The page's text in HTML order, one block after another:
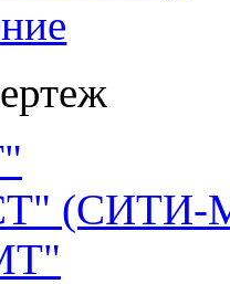
(СИТИ-